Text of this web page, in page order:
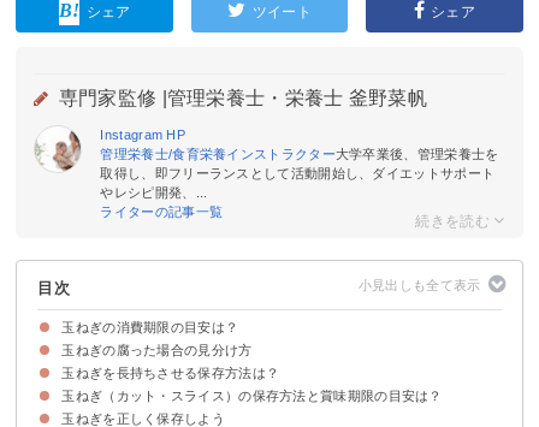
シェア ツイート シェア
専門家監修 | 管理栄養士・栄養士 釜野菜帆
Instagram HP
管理栄養士/食育栄養インストラクター大学卒業後、管理栄養士を
取得し、即フリーランスとして活動開始し、ダイエットサポート
やレシピ開発、...
ライターの記事一覧
目次
玉ねぎの消費期限の目安は？
玉ねぎの常温保存で消費期限は約1~3ヶ月
玉ねぎの冷蔵・冷凍保存はカット状態で消費期限が大きく変わる
ちなみに「新玉ねぎ」の消費期限は短め
玉ねぎの腐った場合の見分け方
①悪臭がする
②皮が柔らかくぶよぶよしている
③実が溶けて水分が出ている
④実が茶色に変色している
ただし、芽が生えていても食べられる
玉ねぎを長持ちさせる保存方法は？
冷蔵より常温保存がおすすめ
玉ねぎ（カット・スライス）の保存方法と賞味期限の目安は？
カットして冷蔵の場合は1～2週間保存可能
スライスして冷蔵の場合は2～3日保存可能
スライスして冷凍の場合は1～2ヶ月保存可能
玉ねぎを正しく保存しよう